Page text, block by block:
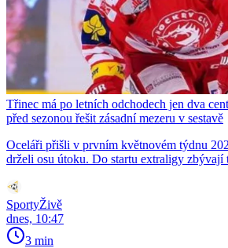
Třinec má po letních odchodech jen dva
před sezonou řešit zásadní mezeru v sestavě
Oceláři přišli v prvním květnovém týdnu
drželi osu útoku. Do startu extraligy zbývají
SportyŽivě
dnes, 10:47
3 min